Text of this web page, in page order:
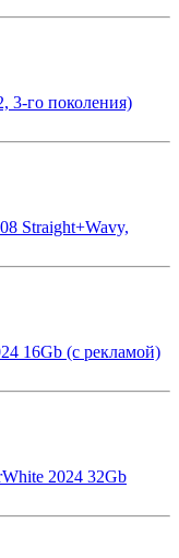
3-го поколения)
Straight+Wavy,
16Gb (с рекламой)
2024 32Gb